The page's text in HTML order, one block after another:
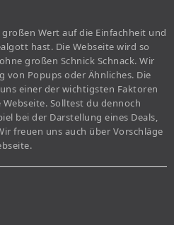
Wert auf die Einfachheit und
hast. Die Webseite wird so
großen Schnick Schnack. Wir
von Popups oder Ähnliches. Die
einer der wichtigsten Faktoren
Solltest du dennoch
bei der Darstellung eines Deals,
freuen uns auch über Vorschläge